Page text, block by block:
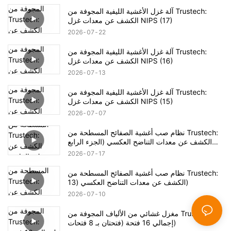
آلة غزل الأغشية الليفية المجوفة من Trustech:
الكشف عن معدات غزل NIPS (17)
2026 07 22
آلة غزل الأغشية الليفية المجوفة من Trustech:
الكشف عن معدات غزل NIPS (16)
2026 07 13
آلة غزل الأغشية الليفية المجوفة من Trustech:
الكشف عن معدات غزل NIPS (15)
2026 07 07
نظام صب أغشية الصفائح المسطحة من Trustech:
الكشف عن معدات التناضح العكسي (الجزء الرابع
عشر)2026 07 17
نظام صب أغشية الصفائح المسطحة من Trustech:
الكشف عن معدات التناضح العكسي (13)
2026 07 10
مغزل غشائي من الألياف المجوفة من Trustech:
إجمالي 16 فتحة (فتحتان بـ 8 فتحات)